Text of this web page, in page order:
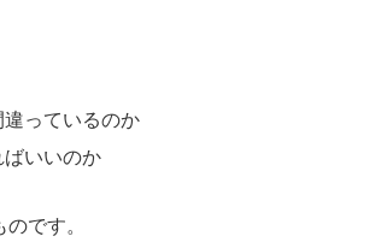
違っているのか
ばいいのか
です。